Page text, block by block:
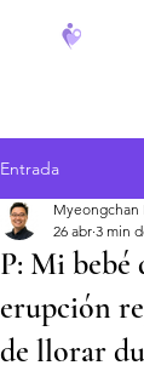
Entrada
P: Mi bebé
erupción
de llorar
Myeongchan
26 abr 3 min